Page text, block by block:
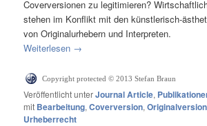
Coverversionen zu legitimieren?
stehen im Konflikt mit den künstlerisch-
von Originalurhebern und Interpreten.
Weiterlesen →
Copyright protected © 2013 Stefan Braun
Veröffentlicht unterJournal Article,
mit Bearbeitung,Coverversion,Originalversion
Urheberrecht